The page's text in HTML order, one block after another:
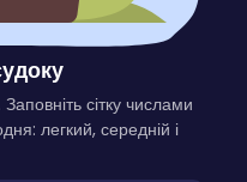
сітку числами
легкий, середній і